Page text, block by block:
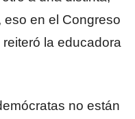
eso en el Congreso
la educadora
no están